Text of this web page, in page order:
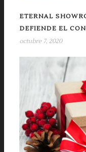
ETERNAL
DEFIENDE EL
octubre 7, 2020